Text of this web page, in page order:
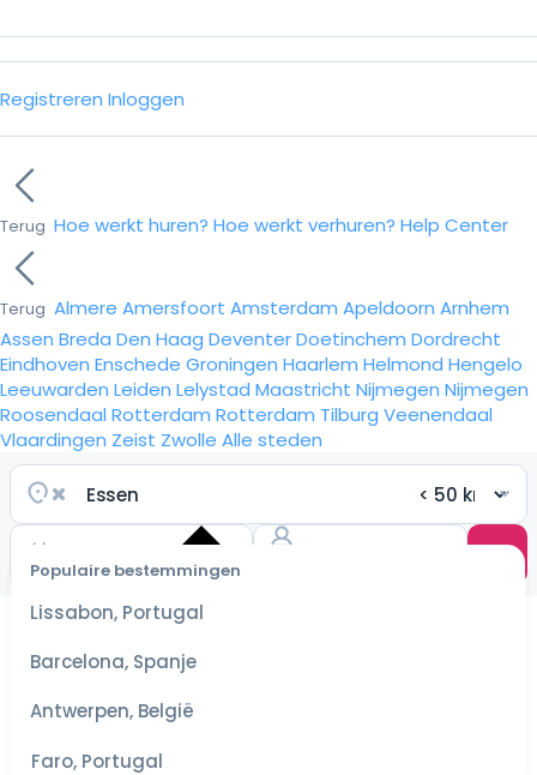
Registreren Inloggen
Terug Hoe werkt huren? Hoe werkt verhuren? Help Center
Terug Almere Amersfoort Amsterdam Apeldoorn Arnhem
Assen Breda Den Haag DeventerDoetinchem Dordrecht
Eindhoven Enschede Groningen Haarlem Helmond Hengelo
Leeuwarden Leiden Lelystad Maastricht Nijmegen Nijmegen
Roosendaal Rotterdam Rotterdam Tilburg Veenendaal
Vlaardingen Zeist Zwolle Alle steden
Populaire bestemmingen
Lissabon, Portugal
Barcelona, Spanje
Antwerpen, België
Faro, Portugal
datum
scherpste